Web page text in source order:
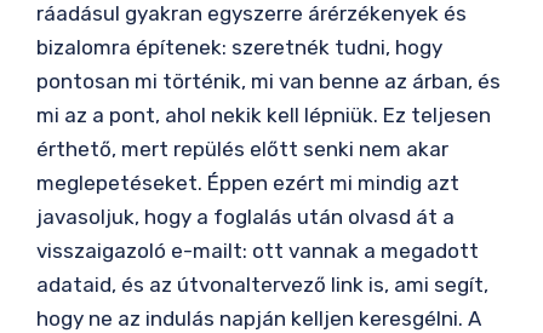
ráadásul gyakran egyszerre árérzékenyek és
bizalomra építenek: szeretnék tudni, hogy
pontosan mi történik, mi van benne az árban, és
mi az a pont, ahol nekik kell lépniük. Ez teljesen
érthető, mert repülés előtt senki nem akar
meglepetéseket. Éppen ezért mi mindig azt
javasoljuk, hogy a foglalás után olvasd át a
visszaigazoló e-mailt: ott vannak a megadott
adataid, és az útvonaltervező link is, ami segít,
hogy ne az indulás napján kelljen keresgélni. A